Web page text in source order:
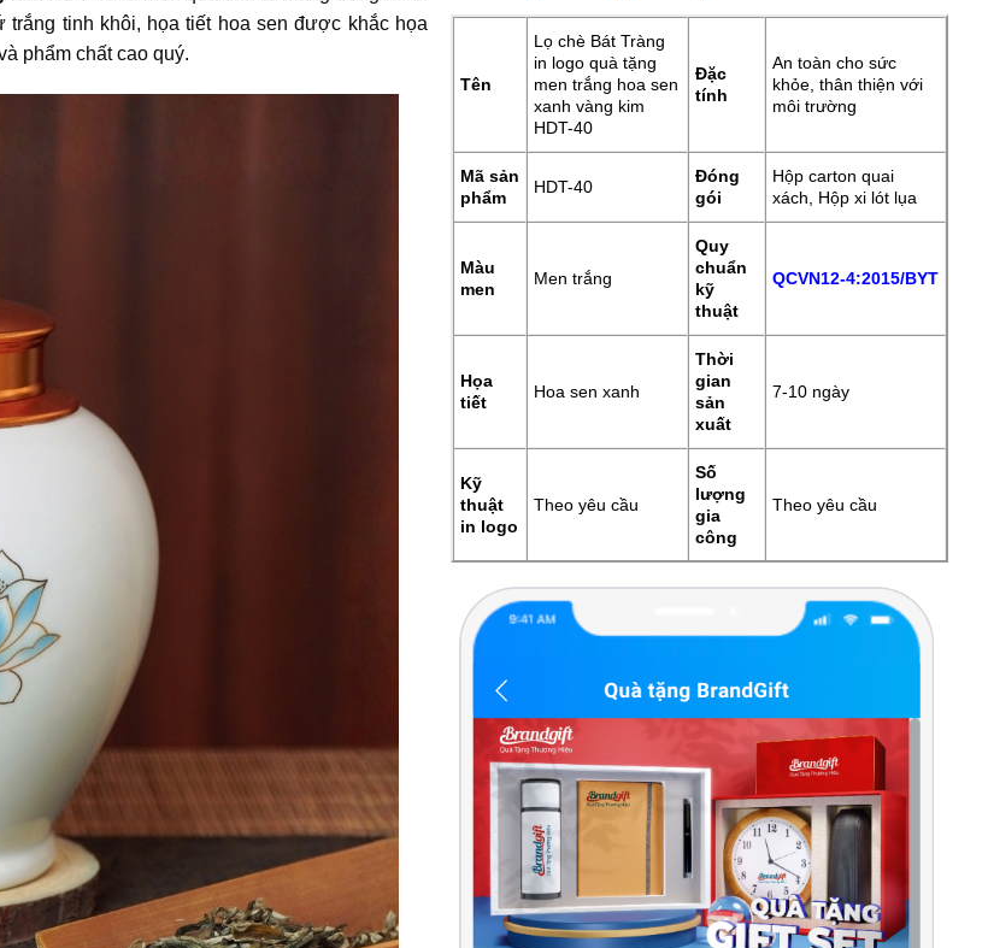
tinh khôi, họa tiết hoa sen được khắc họa
phẩm chất cao quý.
Tên
Lọ chè Bát Tràng
in logo quà tặng
men trắng hoa sen
xanh vàng kim
HDT-40
Đặc
tính
An toàn cho sức
khỏe, thân thiện với
môi trường
Mã sản
phẩm
HDT-40
Đóng
gói
Hộp carton quai
xách, Hộp xi lót lụa
Màu
men
Men trắng
Quy
chuẩn
kỹ
thuật
QCVN12-4:2015/BYT
Họa
tiết
Hoa sen xanh
Thời
gian
sản
xuất
7-10 ngày
Kỹ
thuật
in logo
Theo yêu cầu
Số
lượng
gia
công
Theo yêu cầu